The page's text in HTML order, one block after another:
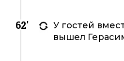
62'
У гостей
вышел